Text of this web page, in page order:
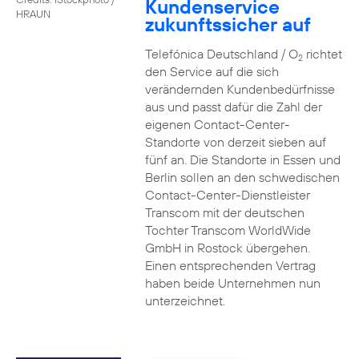
HRAUN
Kundenservice
zukunftssicher auf
Telefónica Deutschland / O2richtet
den Service auf die sich
verändernden Kundenbedürfnisse
aus und passt dafür die Zahl der
eigenen Contact-Center-
Standorte von derzeit sieben auf
fünf an. Die Standorte in Essen und
Berlin sollen an den schwedischen
Contact-Center-Dienstleister
Transcom mit der deutschen
Tochter Transcom WorldWide
GmbH in Rostock übergehen.
Einen entsprechenden Vertrag
haben beide Unternehmen nun
unterzeichnet.